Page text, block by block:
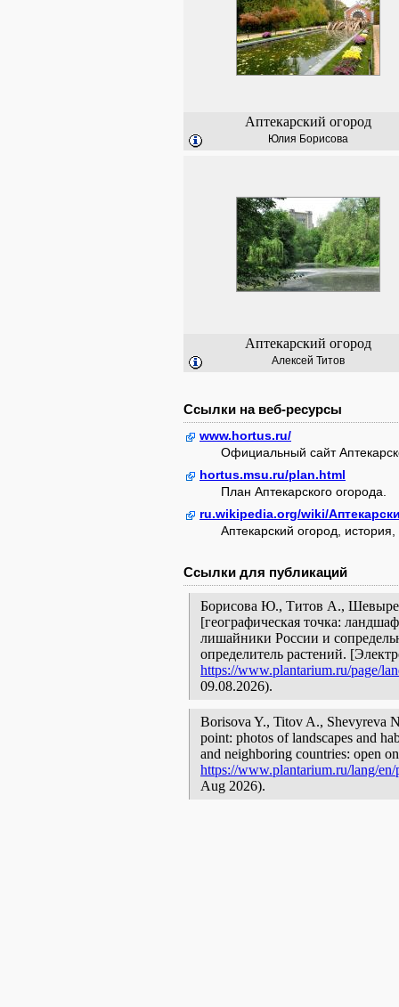
Аптекарский огород
Юлия Борисова
Аптекарский огород
Алексей Титов
Ссылки на веб-ресурсы
www.hortus.ru/
Официальный сайт
hortus.msu.ru/plan.html
План Аптекарского огорода.
ru.wikipedia.org/wiki/
Аптекарский огород,
Ссылки для публикаций
Борисова Ю., Титов А.,
[географическая точка:
лишайники России и
определитель растений.
https://www.plantarium.ru/page/
09.08.2026).
Borisova Y., Titov A., Shevyreva
point: photos of landscapes and
and neighboring countries: open
https://www.plantarium.ru/lang/
Aug 2026).